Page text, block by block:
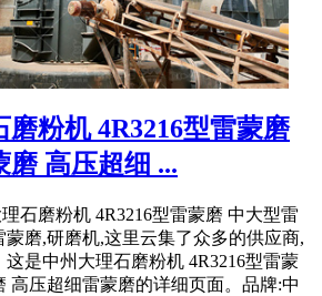
磨粉机 4R3216型雷蒙磨
磨 高压超细 ...
石磨粉机 4R3216型雷蒙磨 中大型雷
蒙磨,研磨机,这里云集了众多的供应商,
是中州大理石磨粉机 4R3216型雷蒙
高压超细雷蒙磨的详细页面。品牌:中